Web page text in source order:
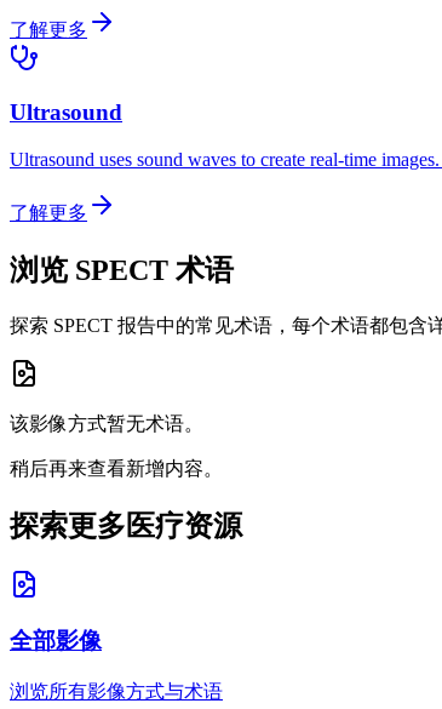
了解更多
Ultrasound
Ultrasound uses sound waves to create real-time
了解更多
浏览 SPECT 术语
探索 SPECT 报告中的常见术语，每个术语都包含
该影像方式暂无术语。
稍后再来查看新增内容。
探索更多医疗资源
全部影像
浏览所有影像方式与术语